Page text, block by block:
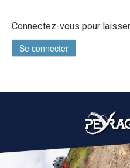
Connectez-vous pour
Se connecter